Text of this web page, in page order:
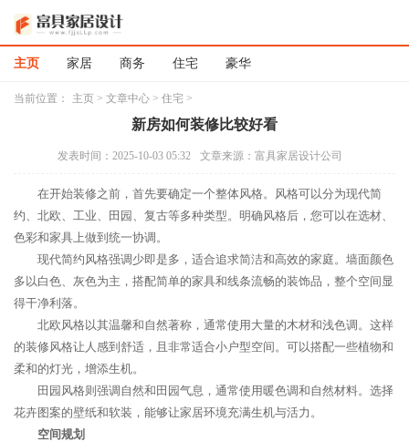
主页 家居 商务 住宅 豪华
当前位置： 主页 > 文章中心 > 住宅 >
新房如何装修比较好看
发表时间：2025-10-03 05:32 文章来源：富具家居设计公司
在开始装修之前，首先要确定一个整体风格。风格可以分为现代简
约、北欧、工业、田园、复古等多种类型。明确风格后，您可以在选材、
色彩和家具上做到统一协调。
现代简约风格强调少即是多，适合追求简洁和高效的家庭。墙面颜色
多以白色、灰色为主，搭配简单的家具和线条流畅的装饰品，整个空间显
得干净利落。
北欧风格以其温馨和自然著称，通常使用大量的木材和浅色调。这样
的装修风格让人感到舒适，且非常适合小户型空间。可以搭配一些植物和
柔和的灯光，增添生机。
田园风格则强调自然和田园气息，通常使用暖色调和自然材料。选择
花卉图案的壁纸和软装，能够让家居环境充满生机与活力。
空间规划